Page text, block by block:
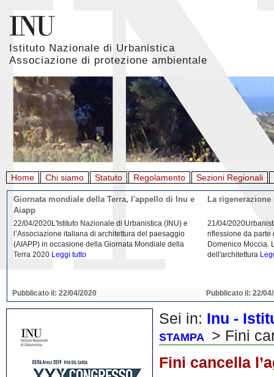
Istituto Nazionale di Urbanistica
Associazione di protezione ambientale
Home Chi siamo Statuto Regolamento Sezioni Regionali
Giornata mondiale della Terra, l'appello di Inu e
Aiapp
22/04/2020L'Istituto Nazionale di Urbanistica (INU) e
l’Associazione italiana di architettura del paesaggio
(AIAPP) in occasione della Giornata Mondiale della
Terra 2020 Leggi tutto
Pubblicato il: 22/04/2020
La
21/04/
riflessione da parte
Domenico Moccia.
dell'architettura
Pubblicato il: 22/
Sei in: Inu -
STAMPA
> Fini
Fini cancella